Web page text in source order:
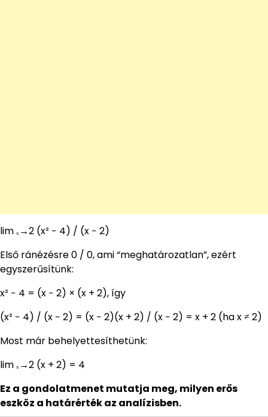
lim ₓ→2 (x² − 4) / (x − 2)
Első ránézésre 0 / 0, ami “meghatározatlan”, ezért
egyszerűsítünk:
x² − 4 = (x − 2) × (x + 2), így
(x² − 4) / (x − 2) = (x − 2)(x + 2) / (x − 2) = x + 2 (ha x ≠ 2)
Most már behelyettesíthetünk:
lim ₓ→2 (x + 2) = 4
Ez a gondolatmenet mutatja meg, milyen erős
eszköz a határérték az analízisben.